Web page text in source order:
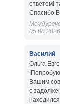
ответом!
Спасибо
Василий
Ольга
!Попробую
Вашим
с